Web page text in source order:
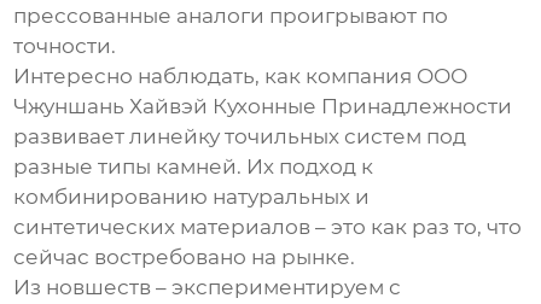
прессованные аналоги проигрывают по
точности.
Интересно наблюдать, как компания ООО
Чжуншань Хайвэй Кухонные Принадлежности
развивает линейку точильных систем под
разные типы камней. Их подход к
комбинированию натуральных и
синтетических материалов – это как раз то, что
сейчас востребовано на рынке.
Из новшеств – экспериментируем с